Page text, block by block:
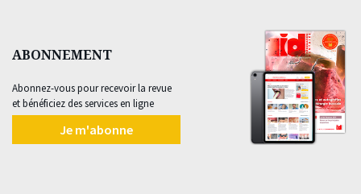
ABONNEMENT
Abonnez-vous pour recevoir la revue
et bénéficiez des services en ligne
Je m'abonne